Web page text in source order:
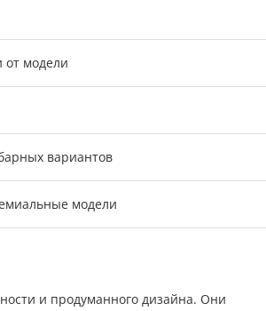
от модели
вариантов
модели
и продуманного дизайна. Они